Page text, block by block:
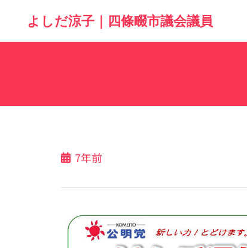
よしだ涼子｜四條畷市議会議員
7年前